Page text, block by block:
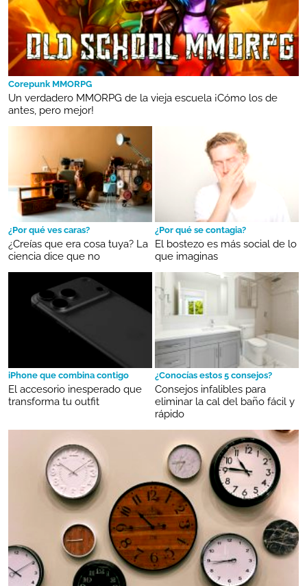
Corepunk MMORPG
Un verdadero MMORPG de la vieja escuela ¡Cómo los de
antes, pero mejor!
¿Por qué ves caras?
¿Creías que era cosa tuya? La
ciencia dice que no
¿Por qué se contagia?
El bostezo es más social de lo
que imaginas
iPhone que combina contigo
El accesorio inesperado que
transforma tu outfit
¿Conocías estos 5 consejos?
Consejos infalibles para
eliminar la cal del baño fácil y
rápido